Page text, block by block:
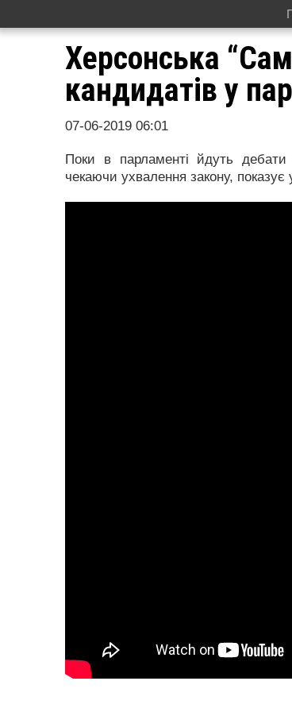
Херсонська
кандидатів у
07-06-2019 06:01
Поки в парламенті йдуть дебати
чекаючи ухвалення закону, показує